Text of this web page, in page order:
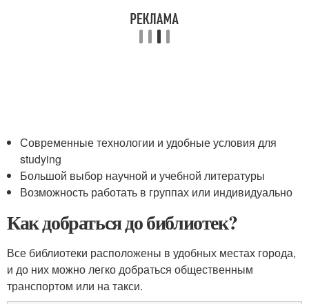
Современные технологии и удобные условия для
studying
Большой выбор научной и учебной литературы
Возможность работать в группах или индивидуально
Как добраться до библиотек?
Все библиотеки расположены в удобных местах города,
и до них можно легко добраться общественным
транспортом или на такси.